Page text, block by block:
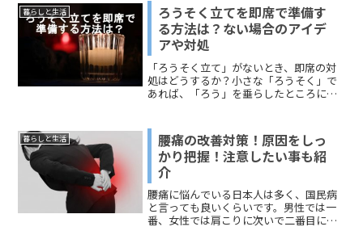
暮らしと生活
ろうそく立てを即席で準備す
る方法は？ない場合のアイデ
アや対処
「ろうそく立て」がないとき、即席の対
処はどうするか？小さな「ろうそく」で
あれば、「ろう」を垂らしたところに立
くしゃにして、ちょっとした「ろうそく
立て」のようにすることもできます。こ
のページでお伝えするのは、大きめの
「ろうそく」を立てたいときに「ろうそ
く立て」がない場合の対処です。「ろう
そく立てを即席で作る」というのがメイ
ンのテーマになります。緊急ではない場
面で言えば、ハロウィンやクリスマスの
暮らしと生活
腰痛の改善対策！原因をしっ
かり把握！注意したい事も紹
介
腰痛に悩んでいる日本人は多く、国民病
と言っても良いくらいです。男性では一
番、女性では肩こりに次いで二番目に訴